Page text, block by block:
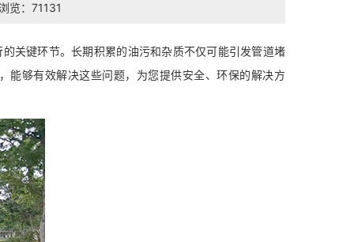
览：71131
关键环节。长期积累的油污和杂质不仅可能引发管道堵
能够有效解决这些问题，为您提供安全、环保的解决方